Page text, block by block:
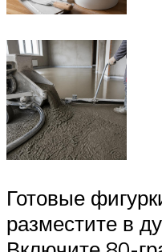
Готовые
разместите в